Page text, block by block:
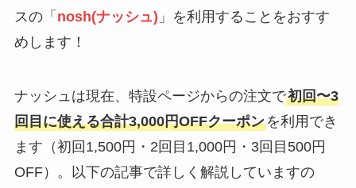
スの「 nosh(ナッシュ) 」を利用することをおすす
めします！
ナッシュは現在、特設ページからの注文で初回〜3
回目に使える合計3,000円OFFクーポンを利用でき
ます（初回1,500円・2回目1,000円・3回目500円
OFF）。以下の記事で詳しく解説していますの